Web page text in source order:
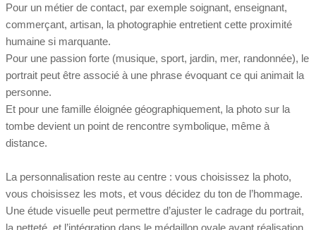
Pour un métier de contact, par exemple soignant, enseignant,
commerçant, artisan, la photographie entretient cette proximité
humaine si marquante.
Pour une passion forte (musique, sport, jardin, mer, randonnée), le
portrait peut être associé à une phrase évoquant ce qui animait la
personne.
Et pour une famille éloignée géographiquement, la photo sur la
tombe devient un point de rencontre symbolique, même à
distance.
La personnalisation reste au centre : vous choisissez la photo,
vous choisissez les mots, et vous décidez du ton de l’hommage.
Une étude visuelle peut permettre d’ajuster le cadrage du portrait,
la netteté, et l’intégration dans le médaillon ovale avant réalisation.